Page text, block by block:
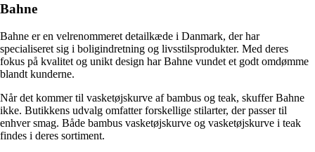
Bahne
Bahne er en velrenommeret detailkæde i Danmark, der har
specialiseret sig i boligindretning og livsstilsprodukter. Med deres
fokus på kvalitet og unikt design har Bahne vundet et godt omdømme
blandt kunderne.
Når det kommer til vasketøjskurve af bambus og teak, skuffer Bahne
ikke. Butikkens udvalg omfatter forskellige stilarter, der passer til
enhver smag. Både bambus vasketøjskurve og vasketøjskurve i teak
findes i deres sortiment.